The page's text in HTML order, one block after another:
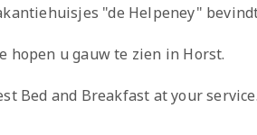
"de Helpeney"
hopen u gauw te zien in Horst.
Bed and Breakfast at your service.